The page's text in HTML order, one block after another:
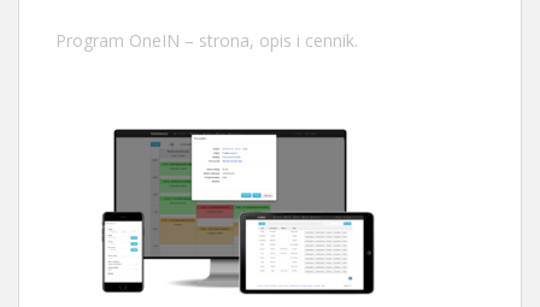
Program OneIN – strona, opis i cennik.